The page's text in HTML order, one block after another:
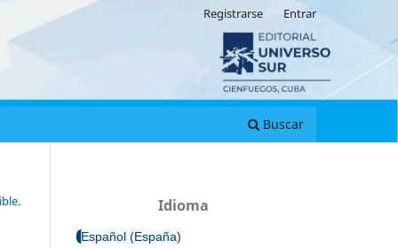
Buscar
Registrarse Entrar
Idioma
Español (España)